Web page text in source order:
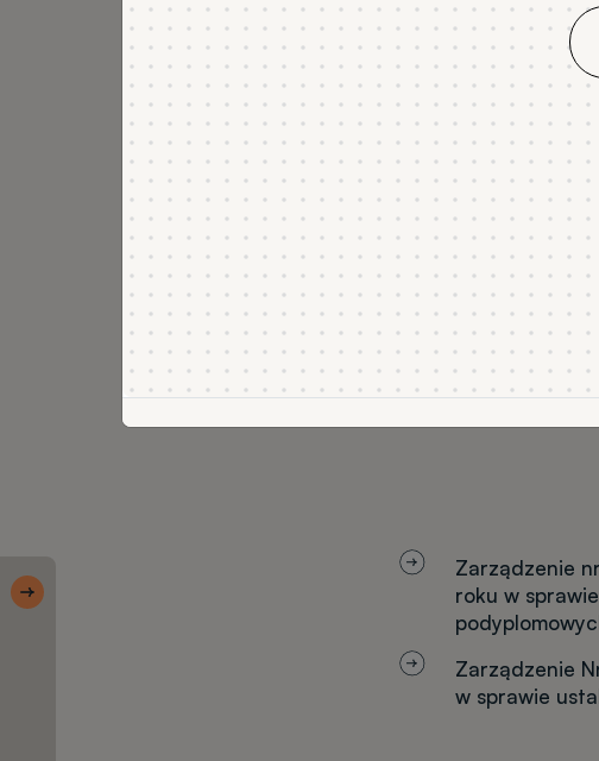
Zarządzenie
roku w
Zarządzenie
w sprawie